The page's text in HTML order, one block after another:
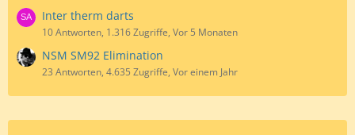
Inter therm darts
10 Antworten, 1.316 Zugriffe, Vor 5 Monaten
NSM SM92 Elimination
23 Antworten, 4.635 Zugriffe, Vor einem Jahr